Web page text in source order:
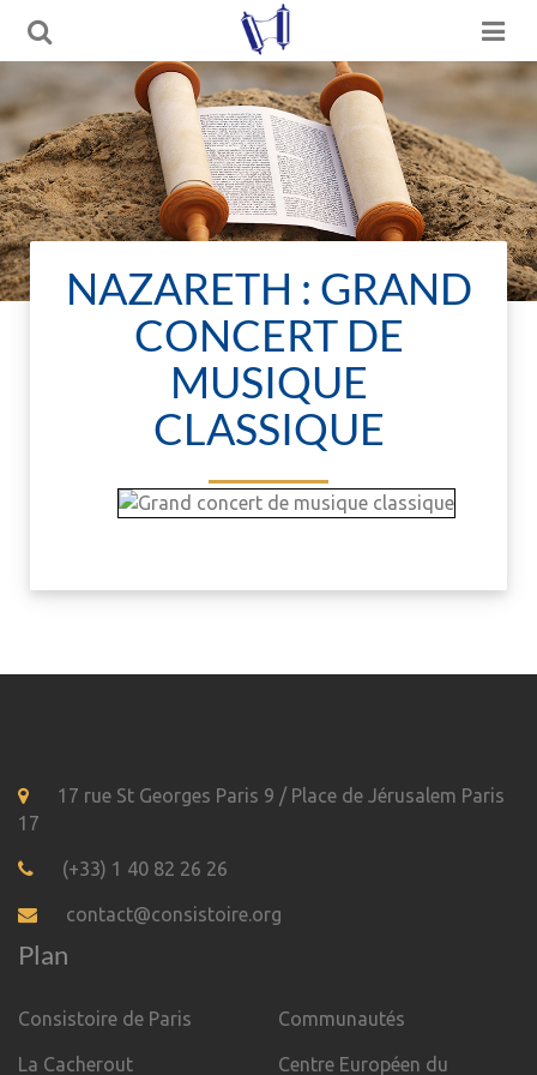
NAZARETH : GRAND
CONCERT DE
MUSIQUE
CLASSIQUE
17 rue St Georges Paris 9 / Place de Jérusalem Paris
17
(+33) 1 40 82 26 26
contact@consistoire.org
Plan
Consistoire de Paris
La Cacherout
Communautés
Centre Européen du